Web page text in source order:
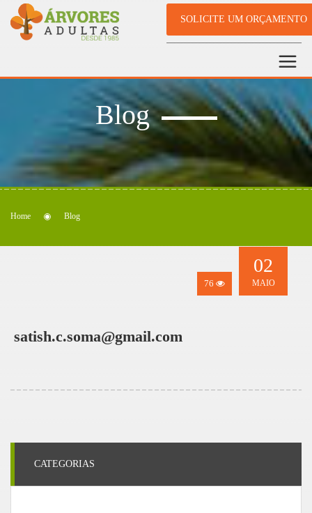
SOLICITE UM ORÇAMENTO
Blog
Home Blog
76
02
MAIO
satish.c.soma@gmail.com
CATEGORIAS